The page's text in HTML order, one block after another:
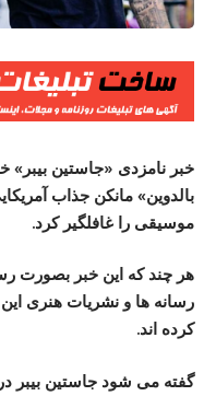
خبر نامزدی «جاستین بیبر»
بالدوین» مانکن جذاب
موسیقی را غافلگیر کرد.
هر چند که این خبر بصورت
رسانه ها و نشریات هنری این
کرده اند.
گفته می شود جاستین بیبر